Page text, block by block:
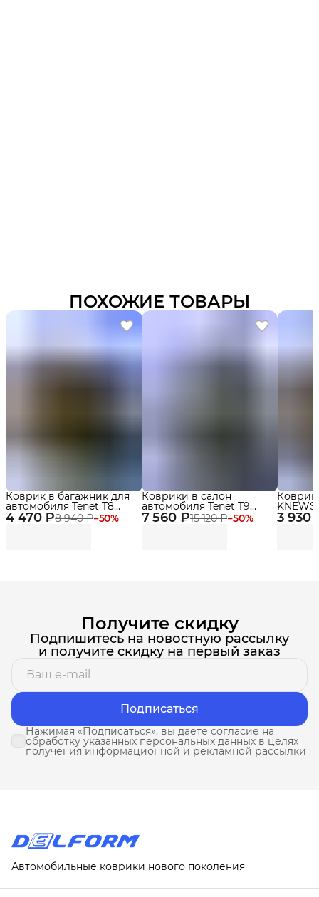
ПОХОЖИЕ ТОВАРЫ
4 470 ₽8 940 ₽−50%
Коврик в багажник для
автомобиля Tenet T8
(2018-2022) 7 560 ₽15 120 ₽−50%
Коврики в салон
автомобиля Tenet T9
(2024-2025) Premium с
бортиками Эва, Eva
3 930
Коврик
Получите скидку
Подпишитесь на новостную рассылку
и получите скидку на первый заказ
Подписаться
Нажимая «Подписаться», вы даете согласие на
обработку указанных персональных данных в целях
получения информационной и рекламной рассылки
Автомобильные коврики нового поколения